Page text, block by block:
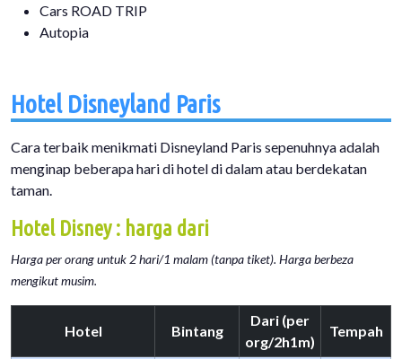
Cars ROAD TRIP
Autopia
Hotel Disneyland Paris
Cara terbaik menikmati Disneyland Paris sepenuhnya adalah
menginap beberapa hari di hotel di dalam atau berdekatan
taman.
Hotel Disney : harga dari
Harga per orang untuk 2 hari/1 malam (tanpa tiket). Harga berbeza
mengikut musim.
Hotel Bintang
Dari (per
org/2h1m)
Tempah